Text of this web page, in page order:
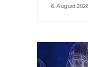
6. August